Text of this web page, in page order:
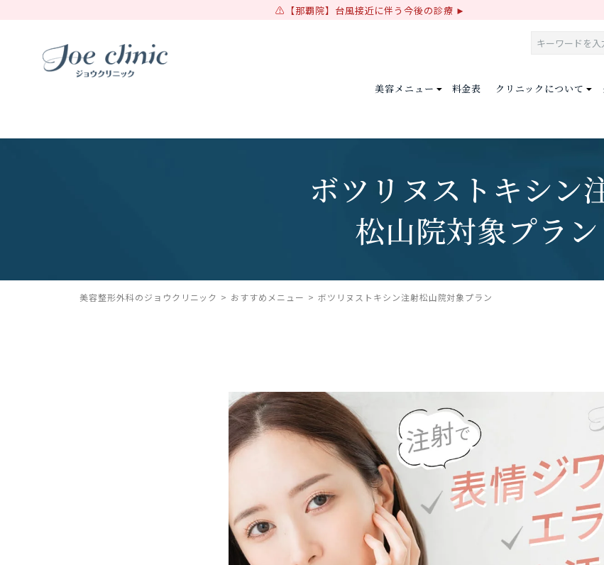
【那覇院】台風接近に伴う今後の診療
美容メニュー 料金表 クリニックについて
ボツリヌストキシン
松山院対象プラン
美容整形外科のジョウクリニック おすすめメニュー ボツリヌストキシン注射松山院対象プラン